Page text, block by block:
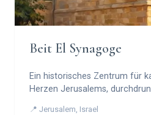
Beit El Synagoge
Ein historisches Zentrum für
Herzen Jerusalems,
📍 Jerusalem, Israel